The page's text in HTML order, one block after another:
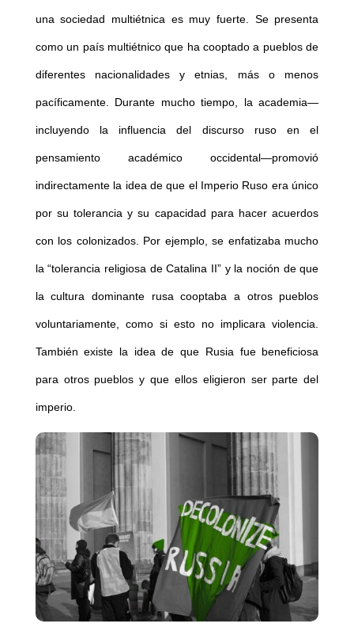
una sociedad multiétnica es muy fuerte. Se presenta
como un país multiétnico que ha cooptado a pueblos de
diferentes nacionalidades y etnias, más o menos
pacíficamente. Durante mucho tiempo, la academia—
incluyendo la influencia del discurso ruso en el
pensamiento académico occidental—promovió
indirectamente la idea de que el Imperio Ruso era único
por su tolerancia y su capacidad para hacer acuerdos
con los colonizados. Por ejemplo, se enfatizaba mucho
la “tolerancia religiosa de Catalina II” y la noción de que
la cultura dominante rusa cooptaba a otros pueblos
voluntariamente, como si esto no implicara violencia.
También existe la idea de que Rusia fue beneficiosa
para otros pueblos y que ellos eligieron ser parte del
imperio.